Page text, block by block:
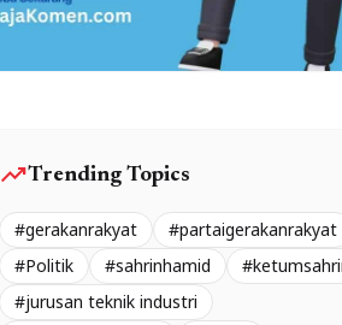
trending_upTrending Topics
#gerakanrakyat
#partaigerakanrakyat
#Politik
#sahrinhamid
#jurusan teknik industri